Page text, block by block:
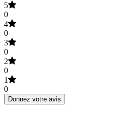
5
0
4
0
3
0
2
0
1
0
Donnez votre avis